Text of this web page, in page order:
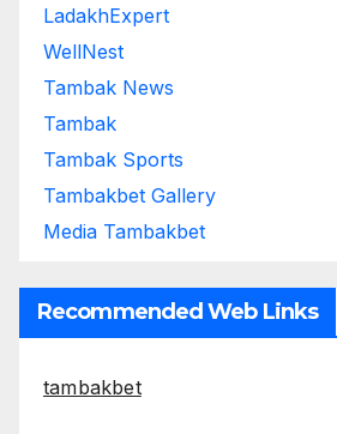
LadakhExpert
WellNest
Tambak News
Tambak
Tambak Sports
Tambakbet Gallery
Media Tambakbet
Recommended Web Links
tambakbet